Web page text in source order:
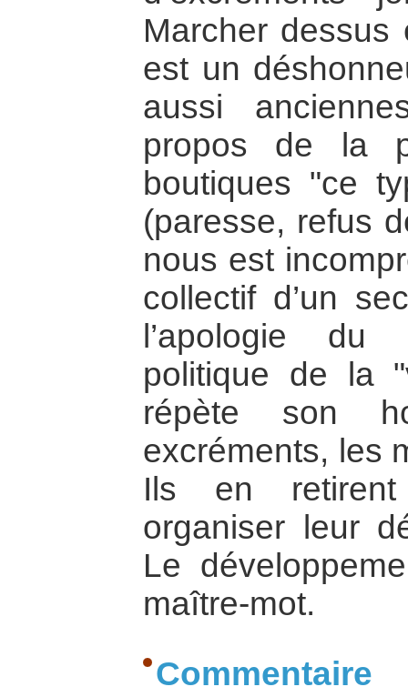
Marcher
est un
aussi
propos de la
boutiques "ce
(paresse, refus
nous est
collectif d’un
l’apologie
politique de la
répète son
excréments, les
Ils en
organiser leur
Le
maître-mot.
Commentaire